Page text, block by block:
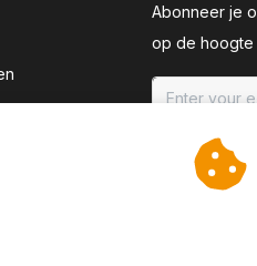
Abonneer je
op de hoogte
ABONNEER